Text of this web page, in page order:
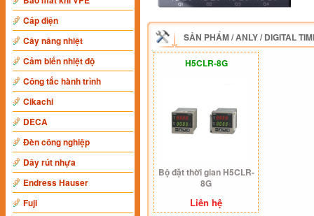
Cáp điện
Cây nâng nhiệt
Cảm biến nhiệt độ
Công tắc hành trình
Cikachi
DECA
Đèn công nghiệp
Dây rút nhựa
Endress Hauser
Fuji
SẢN PHẨM/ANLY/DIGITAL
H5CLR-8G
Bộ đặt thời gian H5CLR-
8G
Liên hệ